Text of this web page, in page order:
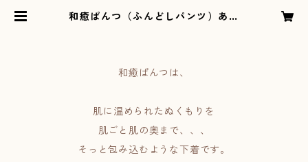
和癒ぱんつ（ふんどしパンツ）あっ
和癒ぱんつは、
肌に温められたぬくもりを
肌ごと肌の奥まで、、、
そっと包み込むような下着です。